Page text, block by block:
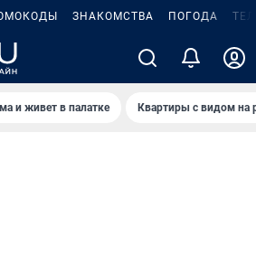
ЗНАКОМСТВА ПОГОДА
и живет в палатке Квартиры с видом на